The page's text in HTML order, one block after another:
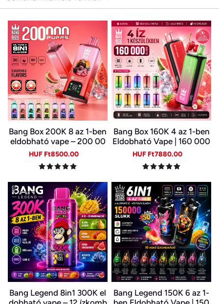
Bang Box 200K 8 az 1-ben
eldobható vape – 200 00
0 slukk, 10 íz
Sale
HUF Ft8500.00
Bang Box 160K 4 az 1-ben
Eldobható Vape | 160 000
Slukk | 4 Íz Egy Készülékb
en | Type-C | 0–5% Nikotin
Sale
HUF Ft7880.00
Bang Legend 8in1 300K el
Bang Legend 150K 6 az 1-